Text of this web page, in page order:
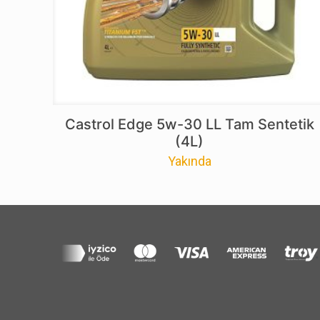
Castrol Edge 5w-30 LL Tam Sentetik
(4L)
Yakında